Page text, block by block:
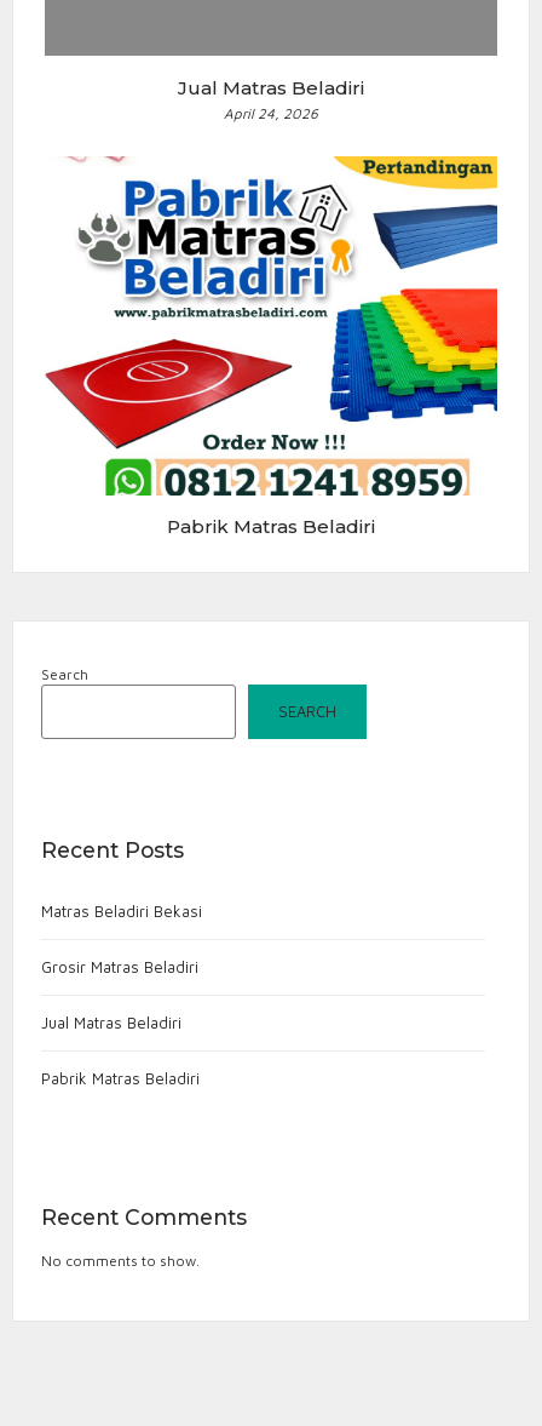
Jual Matras Beladiri
April 24, 2026
Pabrik Matras Beladiri
Search
SEARCH
Recent Posts
Matras Beladiri Bekasi
Grosir Matras Beladiri
Jual Matras Beladiri
Pabrik Matras Beladiri
Recent Comments
No comments to show.